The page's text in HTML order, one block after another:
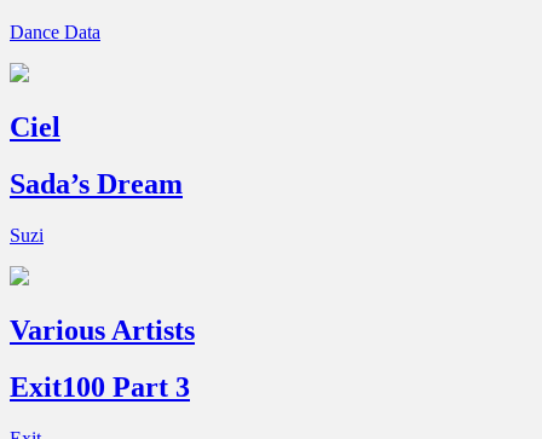
Dance Data
Ciel
Sada’s Dream
Suzi
Various Artists
Exit100 Part 3